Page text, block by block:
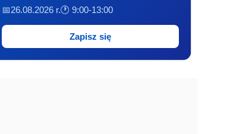
📅26.08.2026 r.🕐 9:00-13:00
Zapisz się